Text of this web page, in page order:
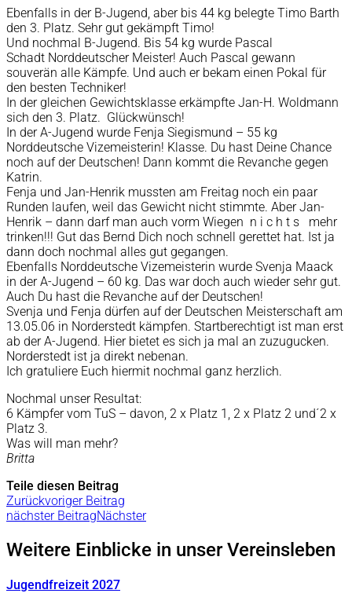
Ebenfalls in der B-Jugend, aber bis 44 kg belegte Timo Barth
den 3. Platz. Sehr gut gekämpft Timo!
Und nochmal B-Jugend. Bis 54 kg wurde Pascal
Schadt Norddeutscher Meister! Auch Pascal gewann
souverän alle Kämpfe. Und auch er bekam einen Pokal für
den besten Techniker!
In der gleichen Gewichtsklasse erkämpfte Jan-H. Woldmann
sich den 3. Platz. Glückwünsch!
In der A-Jugend wurde Fenja Siegismund – 55 kg
Norddeutsche Vizemeisterin! Klasse. Du hast Deine Chance
noch auf der Deutschen! Dann kommt die Revanche gegen
Katrin.
Fenja und Jan-Henrik mussten am Freitag noch ein paar
Runden laufen, weil das Gewicht nicht stimmte. Aber Jan-
Henrik – dann darf man auch vorm Wiegen n i c h t s mehr
trinken!!! Gut das Bernd Dich noch schnell gerettet hat. Ist ja
dann doch nochmal alles gut gegangen.
Ebenfalls Norddeutsche Vizemeisterin wurde Svenja Maack
in der A-Jugend – 60 kg. Das war doch auch wieder sehr gut.
Auch Du hast die Revanche auf der Deutschen!
Svenja und Fenja dürfen auf der Deutschen Meisterschaft am
13.05.06 in Norderstedt kämpfen. Startberechtigt ist man erst
ab der A-Jugend. Hier bietet es sich ja mal an zuzugucken.
Norderstedt ist ja direkt nebenan.
Ich gratuliere Euch hiermit nochmal ganz herzlich.
Nochmal unser Resultat:
6 Kämpfer vom TuS – davon, 2 x Platz 1, 2 x Platz 2 und´2 x
Platz 3.
Was will man mehr?
Britta
Teile diesen Beitrag
Zurückvoriger Beitrag
nächster BeitragNächster
Weitere Einblicke in unser Vereinsleben
Jugendfreizeit 2027